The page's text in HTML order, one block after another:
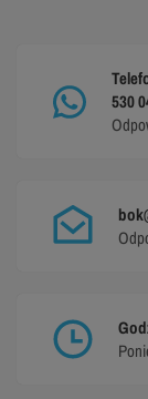
530